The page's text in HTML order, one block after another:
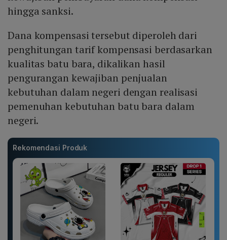
hingga sanksi.
Dana kompensasi tersebut diperoleh dari
penghitungan tarif kompensasi berdasarkan
kualitas batu bara, dikalikan hasil
pengurangan kewajiban penjualan
kebutuhan dalam negeri dengan realisasi
pemenuhan kebutuhan batu bara dalam
negeri.
Rekomendasi Produk